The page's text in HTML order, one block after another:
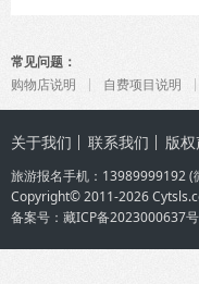
常见问题：
购物店说明
自费项目说明
关于我们 联系我们 版
旅游报名手机： 13989999192(
Copyright© 2011-2026
备案号： 藏ICP备2023000637号